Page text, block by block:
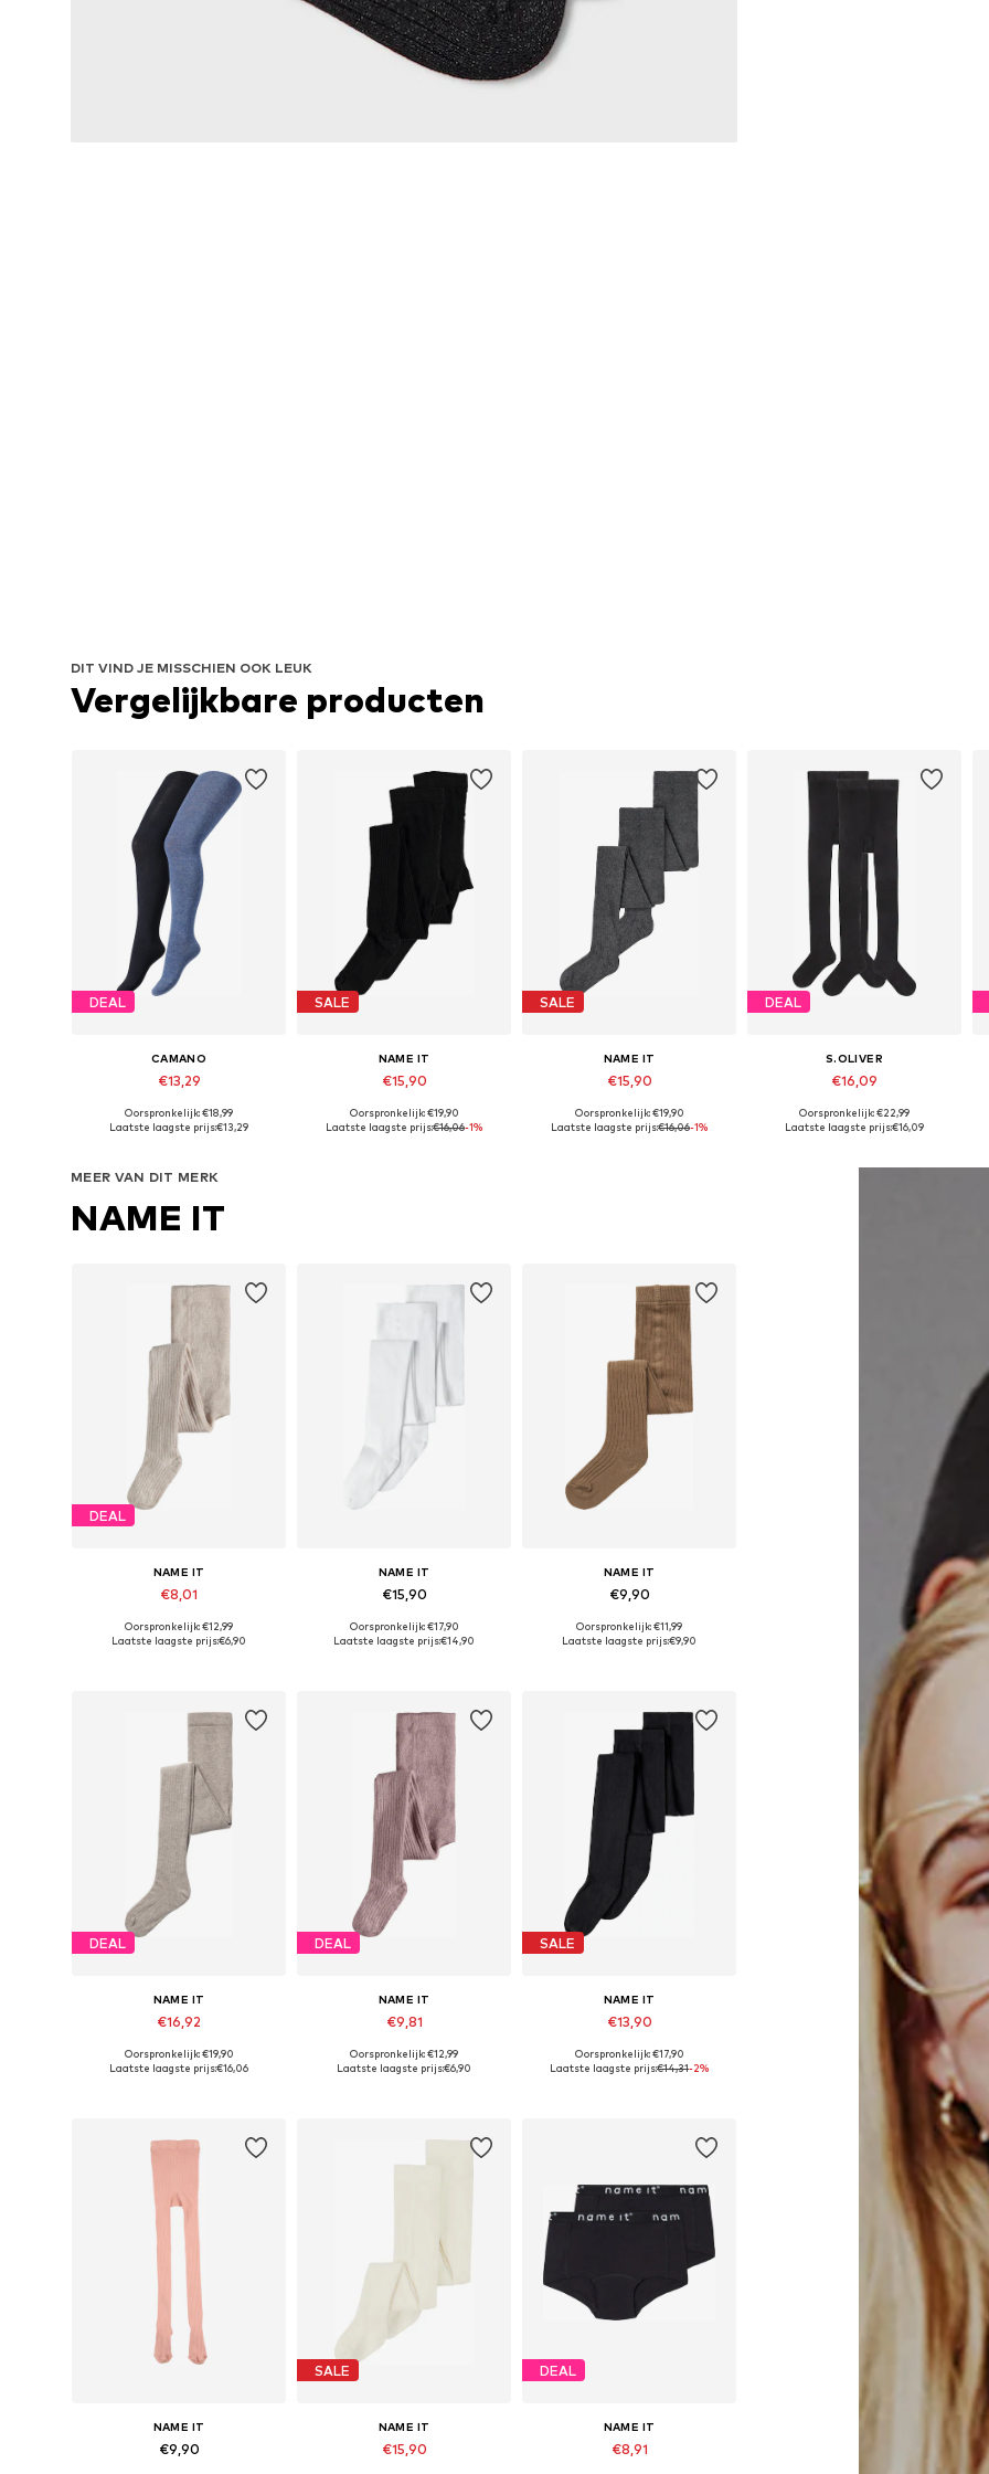
DIT VIND JE MISSCHIEN OOK LEUK
Vergelijkbare producten
DEAL
CAMANO
€13,29
Beschikbaar in vele maten
Oorspronkelijk: €18,99
Laatste laagste prijs:€13,29
SALE
NAME IT
€15,90
Beschikbaar in vele maten
Oorspronkelijk: €19,90
Laatste laagste prijs:€16,06-1%
SALE
NAME IT
€15,90
Beschikbaar in vele maten
Oorspronkelijk: €19,90
Laatste laagste prijs:€16,06-1%
DEAL
S.OLIVER
€16,09
Beschikbaar in vele maten
Oorspronkelijk: €22,99
Laatste laagste prijs:€16,09
MEER VAN DIT MERK
NAME IT
DEAL
NAME IT
€8,01
Beschikbaar in vele maten
Oorspronkelijk: €12,99
Laatste laagste prijs:€6,90
NAME IT
€15,90
Beschikbaar in vele maten
Oorspronkelijk: €17,90
Laatste laagste prijs:€14,90
NAME IT
€9,90
Oorspronkelijk: €11,99
Laatste laagste prijs:€9,90
DEAL
NAME IT
€16,92
Beschikbaar in vele maten
Oorspronkelijk: €19,90
Laatste laagste prijs:€16,06
DEAL
NAME IT
€9,81
Beschikbaar in vele maten
Oorspronkelijk: €12,99
Laatste laagste prijs:€6,90
SALE
NAME IT
€13,90
Beschikbaar in vele maten
Oorspronkelijk: €17,90
Laatste laagste prijs:€14,31-2%
NAME IT
€9,90
SALE
NAME IT
€15,90
DEAL
NAME IT
€8,91